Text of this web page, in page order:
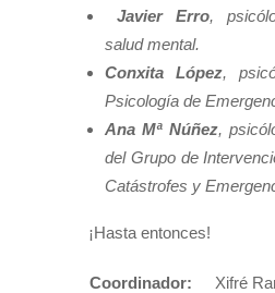
Javier Erro,
salud mental.
Conxita López,
Psicología de
Ana Mª Núñez,
del Grupo de
Catástrofes y
¡Hasta entonces!
Coordinador: Xifré